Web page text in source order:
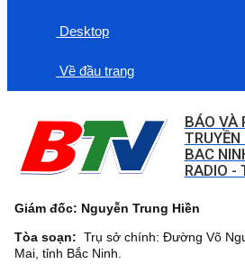
Desktop
Về đầu trang
BÁO VÀ
TRUYỀN
BAC
RADIO -
Giám đốc: Nguyễn Trung Hiền
Tòa soạn: Trụ sở chính: Đường Võ
Mai, tỉnh Bắc Ninh.